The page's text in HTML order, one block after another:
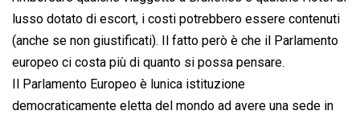
lusso dotato di escort, i costi potrebbero essere contenuti
(anche se non giustificati). Il fatto però è che il Parlamento
europeo ci costa più di quanto si possa pensare.
Il Parlamento Europeo è lunica istituzione
democraticamente eletta del mondo ad avere una sede in